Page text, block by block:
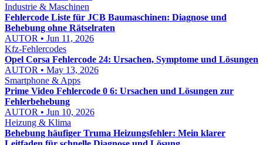
Industrie & Maschinen
Fehlercode Liste für JCB Baumaschinen: Diagnose und
Behebung ohne Rätselraten
AUTOR • Jun 11, 2026
Kfz-Fehlercodes
Opel Corsa Fehlercode 24: Ursachen, Symptome und Lösungen
AUTOR • May 13, 2026
Smartphone & Apps
Prime Video Fehlercode 0 6: Ursachen und Lösungen zur
Fehlerbehebung
AUTOR • Jun 10, 2026
Heizung & Klima
Behebung häufiger Truma Heizungsfehler: Mein klarer